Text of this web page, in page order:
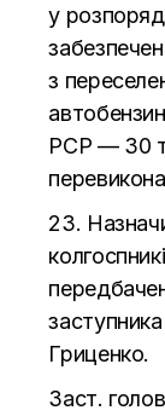
у
з
РСР —30
23.
Гриценко.
Заст.